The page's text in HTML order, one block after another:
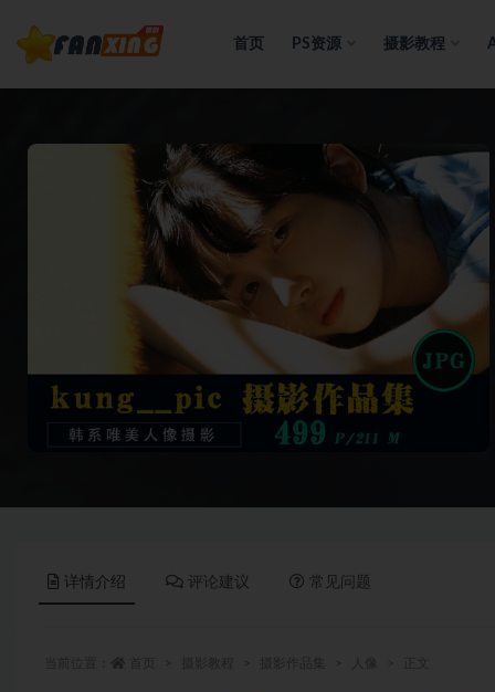
首页 PS资源 摄影教程
详情介绍 评论建议 常见问题